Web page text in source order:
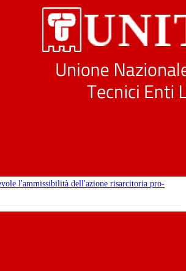
l'ammissibilità dell'azione risarcitoria pro-